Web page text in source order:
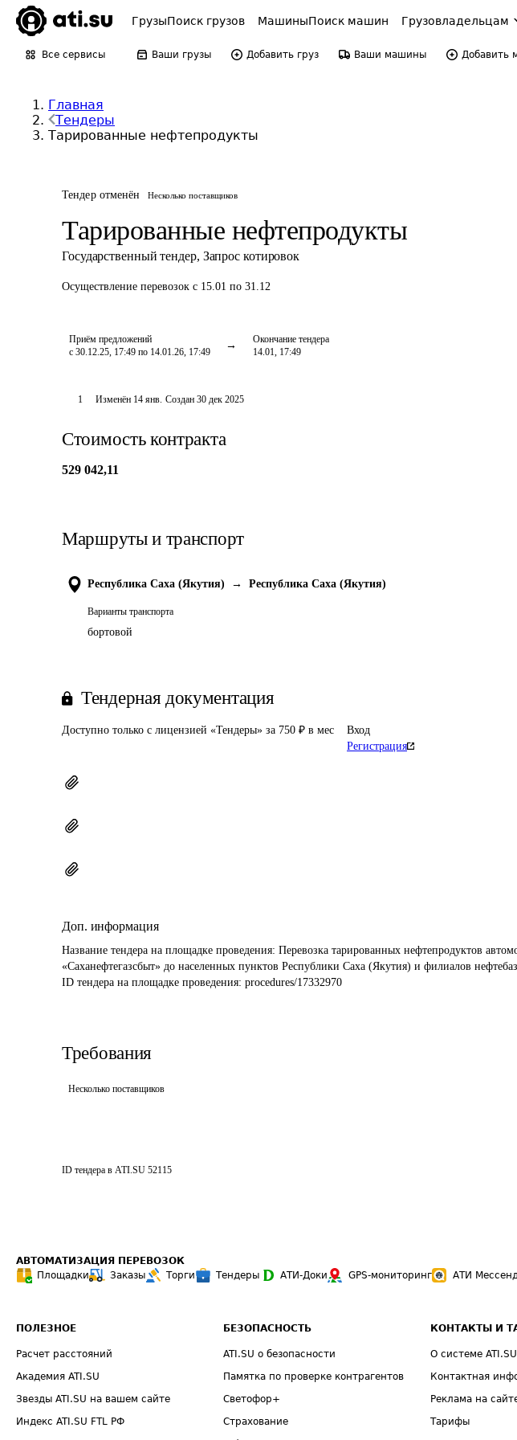
ГрузыПоиск грузов МашиныПоиск машин Грузовладельцам
Все сервисы Ваши грузы Добавить груз Ваши машины Добавить
Главная
Тендеры
Тарированные нефтепродукты
Тендер отменён Несколько поставщиков
Тарированные нефтепродукты
Государственный тендер, Запрос котировок
Осуществление перевозок с 15.01 по 31.12
Приём предложений
с 30.12.25, 17:49 по 14.01.26, 17:49
Окончание тендера
14.01, 17:49
1 Изменён 14 янв. Создан 30 дек 2025
Стоимость контракта
529 042,11
Маршруты и транспорт
Республика Саха (Якутия) → Республика Саха (Якутия)
Варианты транспорта
бортовой
Тендерная документация
Доступно только с лицензией «Тендеры» за 750 ₽ в мес
Вход
Регистрация
Доп. информация
Название тендера на площадке проведения: Перевозка тарированных нефтепродуктов
«Саханефтегазсбыт» до населенных пунктов Республики Саха (Якутия) и филиалов
ID тендера на площадке проведения: procedures/17332970
Требования
Несколько поставщиков
ID тендера в ATI.SU 52115
АВТОМАТИЗАЦИЯ ПЕРЕВОЗОК
Площадки
Заказы Торги Тендеры АТИ-Доки GPS-мониторинг АТИ
ПОЛЕЗНОЕ
Расчет расстояний
Академия ATI.SU
Звезды ATI.SU на вашем сайте
Индекс ATI.SU FTL РФ
БЕЗОПАСНОСТЬ
ATI.SU о безопасности
Памятка по проверке контрагентов
Светофор+
Страхование
КОНТАКТЫ И
О системе ATI.SU
Контактная
Реклама на
Тарифы